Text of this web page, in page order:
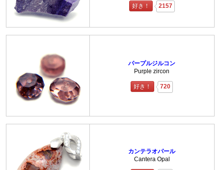
好き！ 2157
パープルジルコン
Purple zircon
好き！ 720
カンテラオパール
Cantera Opal